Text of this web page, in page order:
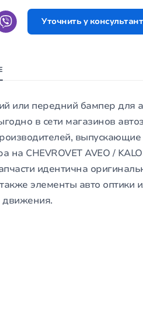
Уточнить у
или передний бампер для
в сети магазинов
на CHEVROVET AVEO /
идентична
элементы авто оптики
движения.